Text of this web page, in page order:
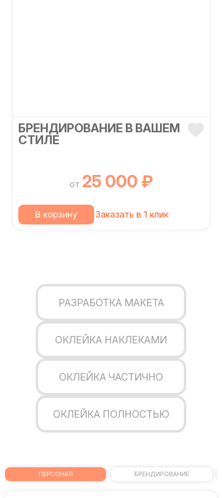
БРЕНДИРОВАНИЕ В ВАШЕМ
СТИЛЕ
от 25 000 ₽
В корзину Заказать в 1 клик
РАЗРАБОТКА МАКЕТА
ОКЛЕЙКА НАКЛЕКАМИ
ОКЛЕЙКА ЧАСТИЧНО
ОКЛЕЙКА ПОЛНОСТЬЮ
ПЕРСОНАЛ БРЕНДИРОВАНИЕ